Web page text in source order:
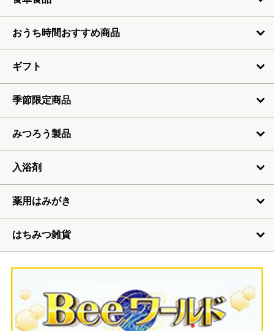
おうち時間おすすめ商品
ギフト
季節限定商品
みつろう製品
入浴剤
薬用はみがき
はちみつ雑貨